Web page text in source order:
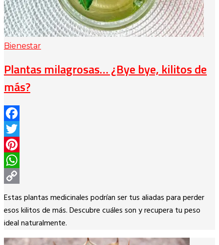
Bienestar
Plantas milagrosas… ¿Bye bye, kilitos de
más?
Facebook
Twitter
Pinterest
WhatsApp
Copy
Link
Estas plantas medicinales podrían ser tus aliadas para perder
esos kilitos de más. Descubre cuáles son y recupera tu peso
ideal naturalmente.